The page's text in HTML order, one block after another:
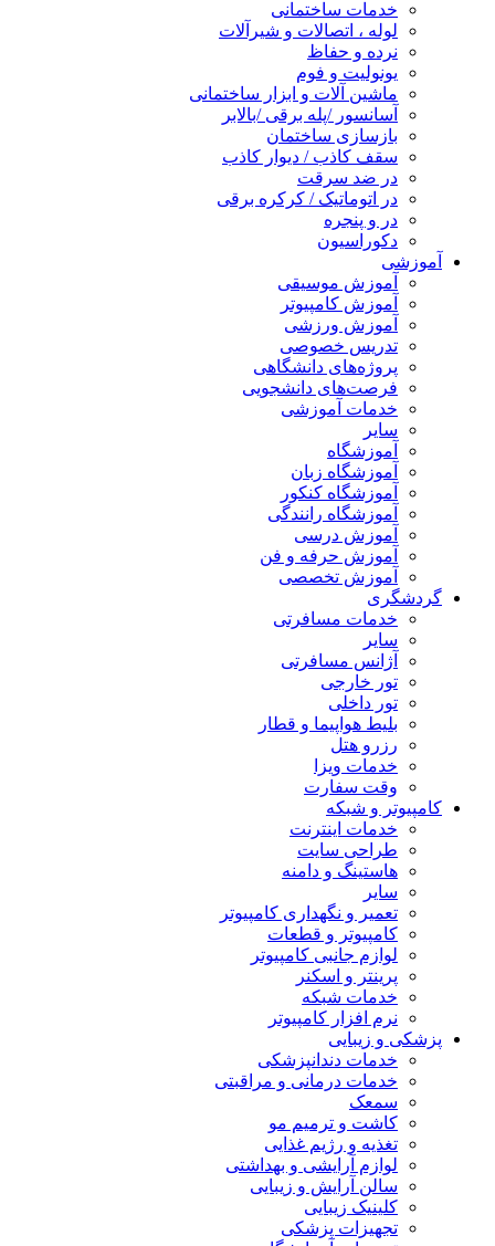
خدمات ساختمانی
لوله ، اتصالات و شیرآلات
نرده و حفاظ
یونولیت و فوم
ماشین آلات و ابزار ساختمانی
آسانسور /پله برقی /بالابر
بازسازی ساختمان
سقف کاذب / دیوار کاذب
در ضد سرقت
در اتوماتیک / کرکره برقی
در و پنجره
دکوراسیون
آموزشی
آموزش موسیقی
آموزش کامپیوتر
آموزش ورزشی
تدریس خصوصی
پروژه‌های دانشگاهی
فرصت‌های دانشجویی
خدمات آموزشی
سایر
آموزشگاه
آموزشگاه زبان
آموزشگاه کنکور
آموزشگاه رانندگی
آموزش درسی
آموزش حرفه و فن
آموزش تخصصی
گردشگری
خدمات مسافرتی
سایر
آژانس مسافرتی
تور خارجی
تور داخلی
بلیط هواپیما و قطار
رزرو هتل
خدمات ویزا
وقت سفارت
کامپیوتر و شبکه
خدمات اینترنت
طراحی سایت
هاستینگ و دامنه
سایر
تعمیر و نگهداری کامپیوتر
کامپیوتر و قطعات
لوازم جانبی کامپیوتر
پرینتر و اسکنر
خدمات شبکه
نرم افزار کامپیوتر
پزشکی و زیبایی
خدمات دندانپزشکی
خدمات درمانی و مراقبتی
سمعک
کاشت و ترمیم مو
تغذیه و رژیم غذایی
لوازم آرایشی و بهداشتی
سالن آرایش و زیبایی
کلینیک زیبایی
تجهیزات پزشکی